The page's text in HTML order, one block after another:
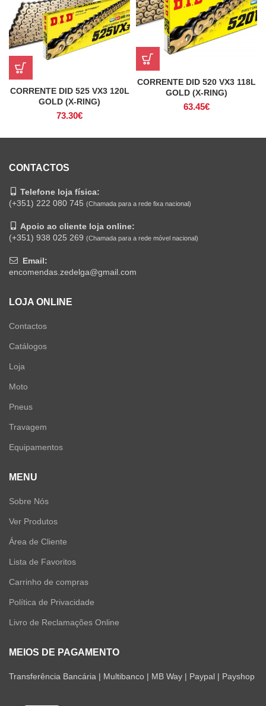
CORRENTE DID 525 VX3 120L
GOLD (X-RING)
73.30€
CORRENTE DID 520 VX3 118L
GOLD (X-RING)
63.45€
CONTACTOS
Telefone loja física:
(+351) 222 080 745 (Chamada para a rede fixa nacional)
Apoio ao cliente loja online:
(+351) 938 025 269 (Chamada para a rede móvel nacional)
Email:
encomendas.zedelga@gmail.com
LOJA ONLINE
Contactos
Catálogos
Loja
Moto
Pneus
Travagem
Equipamentos
MENU
Sobre Nós
Ver Produtos
Área de Cliente
Lista de Favoritos
Carrinho de compras
Política de Privacidade
Livro de Reclamações Online
MEIOS DE PAGAMENTO
Transferência Bancária | Multibanco | MB Way | Paypal | Payshop